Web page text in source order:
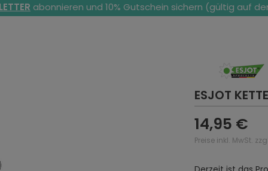
abonnieren und 10% Gutschein sichern (gültig auf
ESJOT
14,95 €
Preise inkl. MwSt.